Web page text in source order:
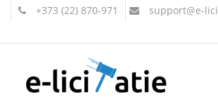
+373 (22) 870-971 support@e-